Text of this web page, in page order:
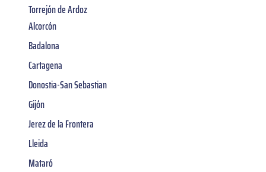
Torrejón de Ardoz
Alcorcón
Badalona
Cartagena
Donostia-San Sebastian
Gijón
Jerez de la Frontera
Lleida
Mataró